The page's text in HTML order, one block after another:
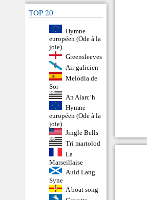
TOP 20
Hymne
européen (Ode à la
joie)
Greensleeves
Air galicien
Melodia de
Sor
An Alarc’h
Hymne
européen (Ode à la
joie)
Jingle Bells
Tri martolod
La
Marseillaise
Auld Lang
Syne
A boat song